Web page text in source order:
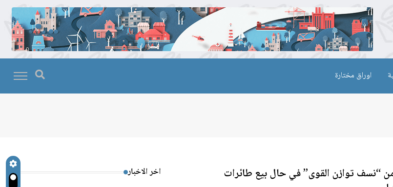
اوراق مختارة
“نسف توازن القوى” في حال بيع طائرات اخر الاخبار